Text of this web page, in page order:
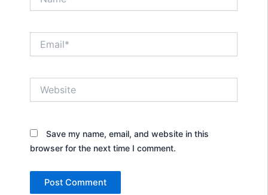
Save my name, email, and website in this
browser for the next time I comment.